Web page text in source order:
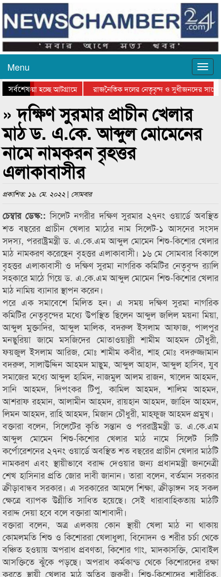
Menu
সর্বশেষ
যাওয়া হচ্ছে আটগ্রামে
রাজনৈতিক দলের নেতৃবৃন্দ ও সুধীজনদের সাথে
পুরস্কার বিতরণ সম্পন্ন
সিলেটে বাংলাদেশ গ্রুপ থিয়েটার
» দক্ষিণ সুরমার প্রাচীন খেলার
মাঠ ড. এ.কে. আব্দুল মোমেনের
নামে নামকরন বৃহত্তর
এলাকাবাসীর
প্রকাশিত: ১৬. মে. ২০২২ | সোমবার
চেম্বার ডেস্ক::সিলেট নগরীর দক্ষিণ সুরমার ২৭নং ওয়ার্ডে অবস্থিত
শত বছরের প্রাচীন খেলার মাঠের নাম সিলেট-১ আসনের সংসদ
সদস্য, পররাষ্ট্রমন্ত্রী ড. এ.কে.এম আব্দুল মোমেন শিশু-কিশোর খেলার
মাঠ নামকরণ করেছেন বৃহত্তর এলাকাবাসী। ১৬ মে সোমবার বিকালে
বৃহত্তর এলাকাবাসী ও দক্ষিণ সুরমা নাগরিক কমিটির নেতৃবৃন্দ র‌্যালি
সহকারে মাঠে গিয়ে ড. এ.কে.এম আব্দুল মোমেন শিশু-কিশোর খেলার
মাঠ নামিয় ব্যানার স্থাপন করেন।
পরে এক সমাবেশে মিলিত হন। এ সময় দক্ষিণ সুরমা নাগরিক
কমিটির নেতৃবৃন্দের মধ্যে উপস্থিত ছিলেন আব্দুল জলিল ময়না মিয়া,
আব্দুল মুক্তাদির, আব্দুল মালিক, বদরুল ইসলাম আফাজ, পালপুর
মনছুরিয়া জামে মসজিদের মোতাওয়াল্লী শামীম আহমদ চৌধুরী,
ফয়জুল ইসলাম আরিজ, মোঃ শামীম কবীর, শাহ মোঃ বদরুজ্জামান
বদরুল, সালাউদ্দিন আহমদ মাছুম, আব্দুল আহাদ, আব্দুল হাসিব, যুব
সমাজের মধ্যে আব্দুল হামিদ, নাজমুল আলম রাজন, খালেদ আহমদ,
সানি আহমদ, দিপংকর টিপু, কামিল আহমদ, শালিম আহমদ,
আশরাফ রহমান, আলামীন আহমদ, রায়হান আহমদ, জাহিদ আহমদ,
লিমন আহমদ, রাহি আহমদ, মিজান চৌধুরী, মাহফুজ আহমদ প্রমুখ।
বক্তারা বলেন, সিলেটের কৃতি সন্তান ও পররাষ্ট্রমন্ত্রী ড. এ.কে.এম
আব্দুল মোমেন শিশু-কিশোর খেলার মাঠ নামে সিলেট সিটি
কর্পোরেশনের ২৭নং ওয়ার্ডে অবস্থিত শত বছরের প্রাচীন খেলার মাঠটি
নামকরণ এবং স্থায়ীভাবে বরাদ্দ দেওয়ার জন্য প্রধানমন্ত্রী জননেত্রী
শেখ হাসিনার প্রতি জোর দাবী জানান। তারা বলেন, বর্তমান সরকার
ক্রীড়াবান্ধব সরকার। এ সরকারের আমলে শিক্ষা, ক্রীড়াঙ্গন সহ সকল
ক্ষেত্রে ব্যাপক উন্নীতি সাধিত হয়েছে। সেই ধারাবাহিকতায় মাঠটি
বরাদ্দ দেয়া হবে বলে বক্তারা আশাবাদী।
বক্তারা বলেন, অত্র এলকায় কোন স্থায়ী খেলা মাঠ না থাকায়
কোমলমতি শিশু ও কিশোররা খেলাধুলা, বিনোদন ও শরীর চর্চা থেকে
বঞ্চিত হওয়ায় অপরাধ প্রবণতা, কিশোর গাং, মাদকাসক্তি, মোবাইল
আসক্তিতে ঝুঁকে পড়ছে। অপরাধ কর্মকান্ড থেকে কিশোরদের রক্ষা
করতে স্থায়ী খেলার মাঠ অতিব জরুরী। শিশু-কিশোদের শারীরিক,